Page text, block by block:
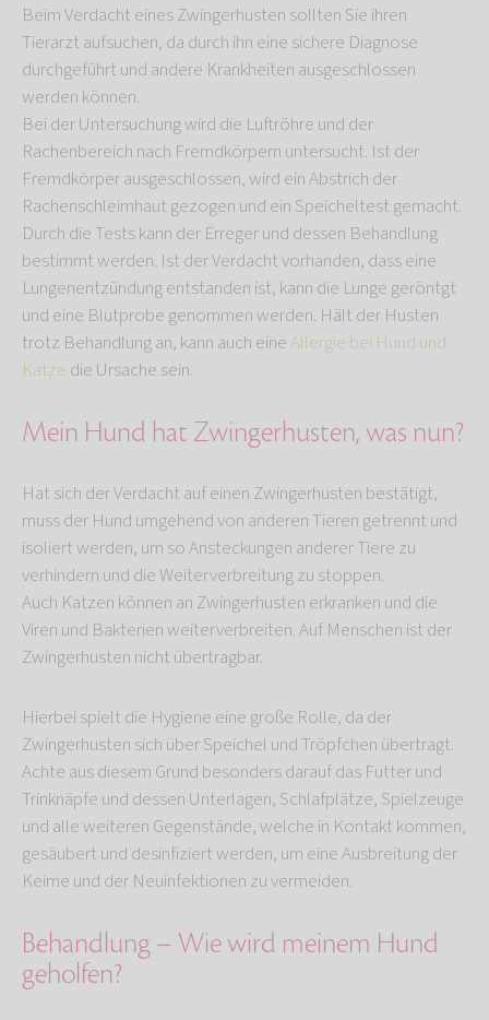
Beim Verdacht eines Zwingerhusten sollten Sie ihren
Tierarzt aufsuchen, da durch ihn eine sichere Diagnose
durchgeführt und andere Krankheiten ausgeschlossen
werden können.
Bei der Untersuchung wird die Luftröhre und der
Rachenbereich nach Fremdkörpern untersucht. Ist der
Fremdkörper ausgeschlossen, wird ein Abstrich der
Rachenschleimhaut gezogen und ein Speicheltest gemacht.
Durch die Tests kann der Erreger und dessen Behandlung
bestimmt werden. Ist der Verdacht vorhanden, dass eine
Lungenentzündung entstanden ist, kann die Lunge geröntgt
und eine Blutprobe genommen werden. Hält der Husten
trotz Behandlung an, kann auch eineAllergie bei Hund und
Katze die Ursache sein.
Mein Hund hat Zwingerhusten, was nun?
Hat sich der Verdacht auf einen Zwingerhusten bestätigt,
muss der Hund umgehend von anderen Tieren getrennt und
isoliert werden, um so Ansteckungen anderer Tiere zu
verhindern und die Weiterverbreitung zu stoppen.
Auch Katzen können an Zwingerhusten erkranken und die
Viren und Bakterien weiterverbreiten. Auf Menschen ist der
Zwingerhusten nicht übertragbar.
Hierbei spielt die Hygiene eine große Rolle, da der
Zwingerhusten sich über Speichel und Tröpfchen übertragt.
Achte aus diesem Grund besonders darauf das Futter und
Trinknäpfe und dessen Unterlagen, Schlafplätze, Spielzeuge
und alle weiteren Gegenstände, welche in Kontakt kommen,
gesäubert und desinfiziert werden, um eine Ausbreitung der
Keime und der Neuinfektionen zu vermeiden.
Behandlung – Wie wird meinem Hund
geholfen?